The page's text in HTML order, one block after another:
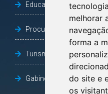
melhorar
forma a
do site e
os
Educação
Procuradoria Geral do
Turismo, Desporto e
Gabinete Vice-Prefeito